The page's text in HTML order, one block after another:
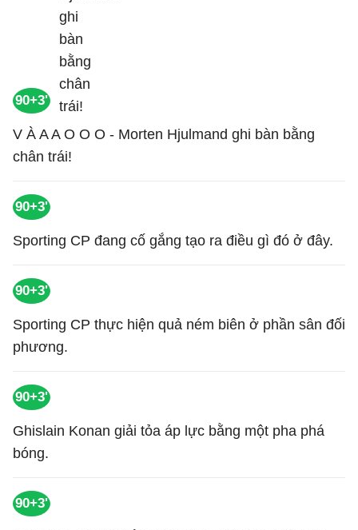
90+3'
V À A A O O O - Morten Hjulmand ghi bàn bằng
chân trái!
90+3'
Sporting CP đang cố gắng tạo ra điều gì đó ở đây.
90+3'
Sporting CP thực hiện quả ném biên ở phần sân đối
phương.
90+3'
Ghislain Konan giải tỏa áp lực bằng một pha phá
bóng.
90+3'